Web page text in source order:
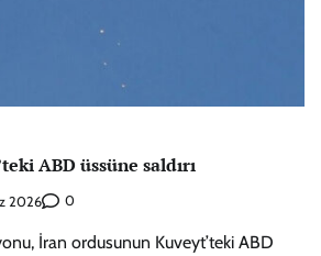
ABD üssüne saldırı
2026 0
İran ordusunun Kuveyt’teki ABD